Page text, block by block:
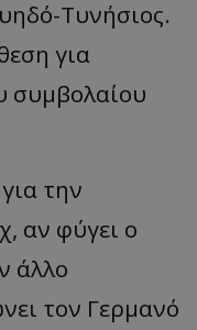
Τυνήσιος.
για
συμβολαίου
την
αν φύγει ο
άλλο
τον Γερμανό